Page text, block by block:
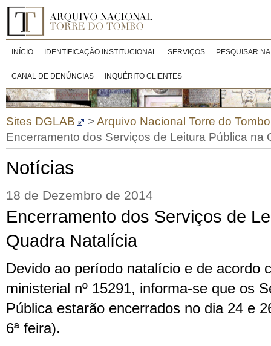
INÍCIO IDENTIFICAÇÃO INSTITUCIONAL SERVIÇOS PESQUISAR
CANAL DE DENÚNCIAS INQUÉRITO CLIENTES
Sites DGLAB >Arquivo Nacional Torre do Tombo
Encerramento dos Serviços de Leitura Pública na
Notícias
18 de Dezembro de 2014
Encerramento dos Serviços de
Quadra Natalícia
Devido ao período natalício e de acordo
ministerial nº 15291, informa-se que os
Pública estarão encerrados no dia 24 e
6ª feira).